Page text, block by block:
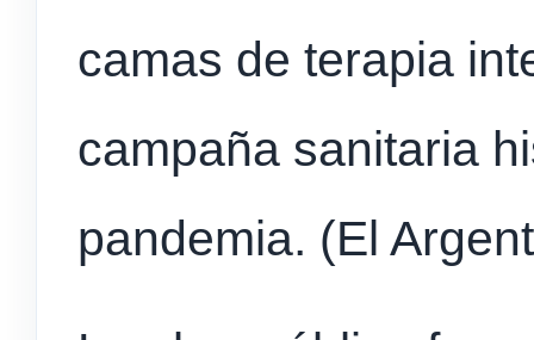
camas de terapia
campaña sanitaria
pandemia. (El